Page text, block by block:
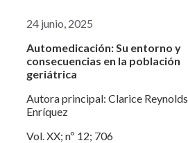
24 junio, 2025
Automedicación: Su entorno y
consecuencias en la población
geriátrica
Autora principal: Clarice Reynolds
Enríquez
Vol. XX; nº 12; 706